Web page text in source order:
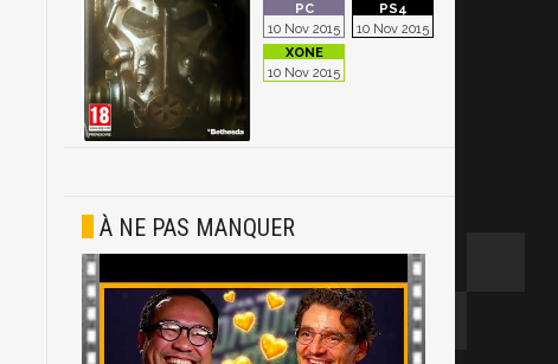
10 Nov 2015 10 Nov 2015
10 Nov 2015
À NE PAS MANQUER